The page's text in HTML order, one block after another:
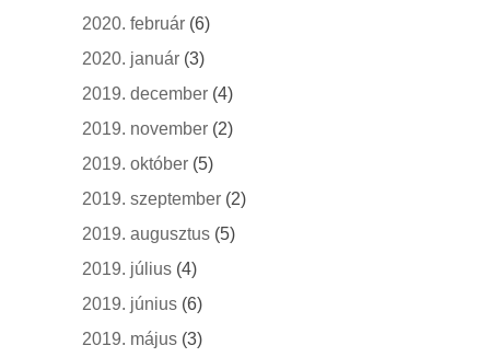
2020. február(6)
2020. január(3)
2019. december(4)
2019. november(2)
2019. október(5)
2019. szeptember(2)
2019. augusztus(5)
2019. július(4)
2019. június(6)
2019. május(3)